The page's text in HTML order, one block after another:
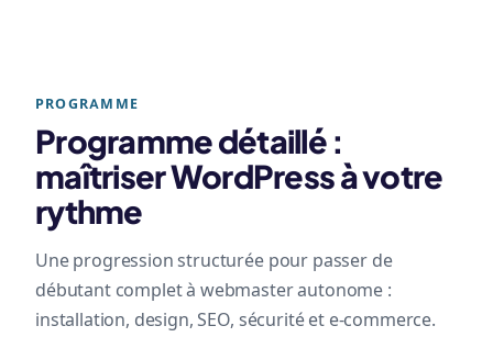
PROGRAMME
Programme détaillé :
maîtriser WordPress à votre
rythme
Une progression structurée pour passer de
débutant complet à webmaster autonome :
installation, design, SEO, sécurité et e-commerce.